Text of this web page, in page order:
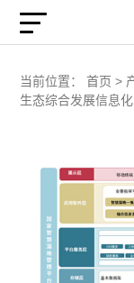
当前位置： 首页 >
生态综合发展信息